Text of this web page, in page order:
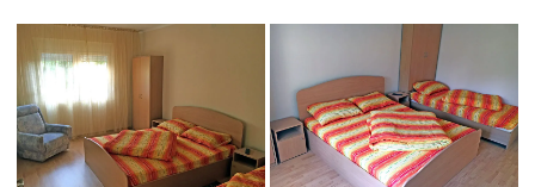
Apartman 11 vila
Andreea 2 u Sokobanji
Apartman 11 vila
Andreea 2 u Sokobanji